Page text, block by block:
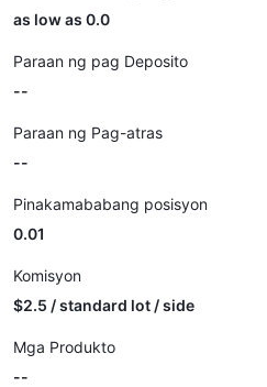
as low as 0.0
Paraan ng pag Deposito
--
Paraan ng Pag-atras
--
Pinakamababang posisyon
0.01
Komisyon
$2.5 / standard lot / side
Mga Produkto
--